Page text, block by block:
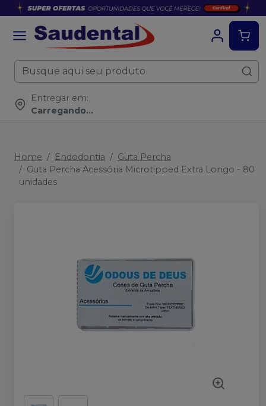
Entregar em:
Carregando...
Home Endodontia
Guta Percha
Guta Percha Acessória Microtipped Extra Longo - 80
unidades